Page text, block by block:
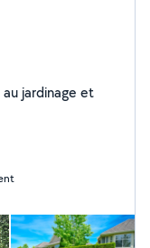
jardinage et